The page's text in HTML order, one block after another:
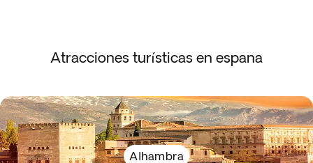
Atracciones turísticas en espana
Alhambra